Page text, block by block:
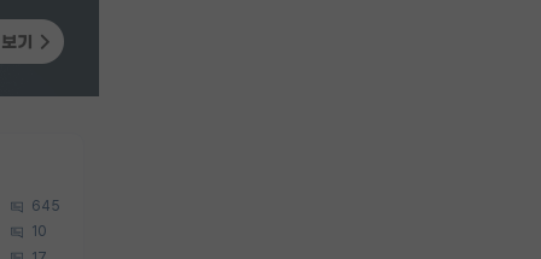
645
10